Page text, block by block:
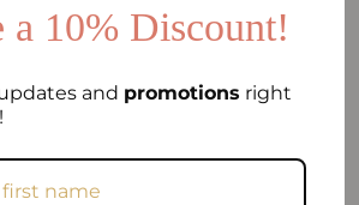
op naar de hemel,
helpen ze ons allebei
Moore
a 10% Discount!
and promotions right